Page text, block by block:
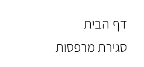
דף הבית
סגירת מרפסות